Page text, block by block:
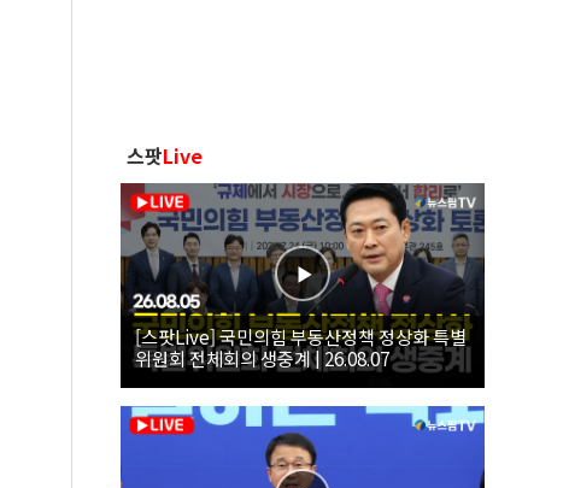
스팟Live
[스팟Live] 국민의힘 부동산정책 정상화 특별
위원회 전체회의 생중계 | 26.08.07